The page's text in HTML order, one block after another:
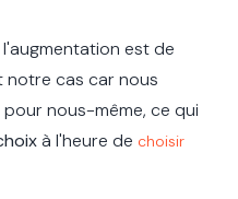
est de
notre cas car nous
nous-même, ce qui
à l'heure de choisir